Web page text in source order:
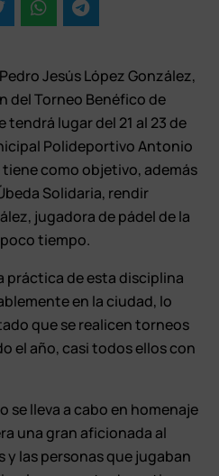
Jesús López González,
del Torneo Benéfico de
tendrá lugar del 21 al 23 de
Polideportivo Antonio
tiene como objetivo, además
Solidaria, rendir
jugadora de pádel de la
tiempo.
práctica de esta disciplina
en la ciudad, lo
que se realicen torneos
el año, casi todos ellos con
se lleva a cabo en homenaje
una gran aficionada al
y las personas que jugaban